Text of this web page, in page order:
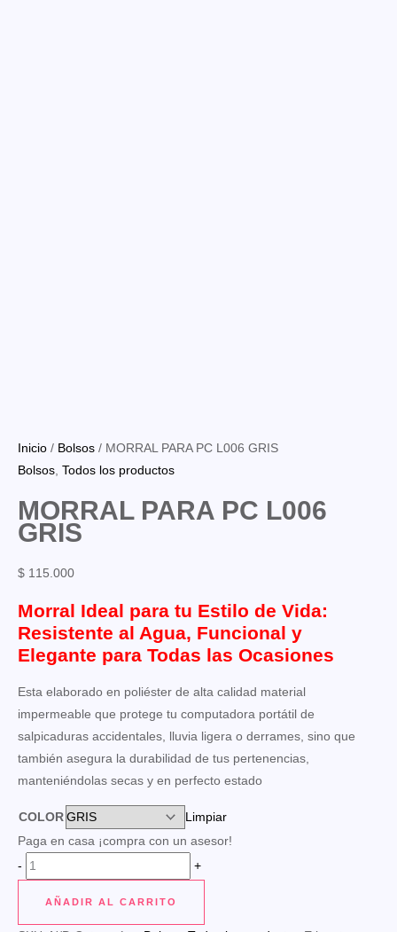
Inicio / Bolsos / MORRAL PARA PC L006 GRIS
Bolsos, Todos los productos
MORRAL PARA PC L006
GRIS
$ 115.000
Morral Ideal para tu Estilo de Vida:
Resistente al Agua, Funcional y
Elegante para Todas las Ocasiones
Esta elaborado en poliéster de alta calidad material
impermeable que protege tu computadora portátil de
salpicaduras accidentales, lluvia ligera o derrames, sino que
también asegura la durabilidad de tus pertenencias,
manteniéndolas secas y en perfecto estado
COLOR
Limpiar
Paga en casa ¡compra con un asesor!
-
MORRAL
PARA
L006
+
AÑADIR AL CARRITO